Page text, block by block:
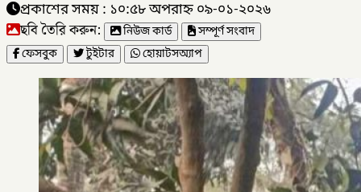
প্রকাশের সময় : ১০:৫৮ অপরাহ্ন ০৯-০১-২০২৬
ছবি তৈরি করুন: নিউজ কার্ড
সম্পূর্ণ সংবাদ
ফেসবুক
টুইটার হোয়াটসঅ্যাপ